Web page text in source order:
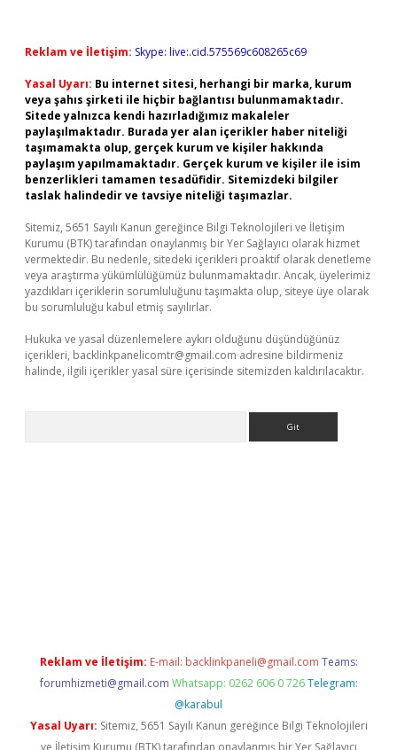
Reklam ve İletişim: Skype: live:.cid.575569c608265c69
Yasal Uyarı: Bu internet sitesi, herhangi bir marka, kurum
veya şahıs şirketi ile hiçbir bağlantısı bulunmamaktadır.
Sitede yalnızca kendi hazırladığımız makaleler
paylaşılmaktadır. Burada yer alan içerikler haber niteliği
taşımamakta olup, gerçek kurum ve kişiler hakkında
paylaşım yapılmamaktadır. Gerçek kurum ve kişiler ile isim
benzerlikleri tamamen tesadüfidir. Sitemizdeki bilgiler
taslak halindedir ve tavsiye niteliği taşımazlar.
Sitemiz, 5651 Sayılı Kanun gereğince Bilgi Teknolojileri ve İletişim
Kurumu (BTK) tarafından onaylanmış bir Yer Sağlayıcı olarak hizmet
vermektedir. Bu nedenle, sitedeki içerikleri proaktif olarak denetleme
veya araştırma yükümlülüğümüz bulunmamaktadır. Ancak, üyelerimiz
yazdıkları içeriklerin sorumluluğunu taşımakta olup, siteye üye olarak
bu sorumluluğu kabul etmiş sayılırlar.
Hukuka ve yasal düzenlemelere aykırı olduğunu düşündüğünüz
içerikleri, backlinkpanelicomtr@gmail.com adresine bildirmeniz
halinde, ilgili içerikler yasal süre içerisinde sitemizden kaldırılacaktır.
Reklam ve İletişim: E-mail: backlinkpaneli@gmail.com Teams:
forumhizmeti@gmail.com Whatsapp: 0262 606 0 726 Telegram:
@karabul
Yasal Uyarı: Sitemiz, 5651 Sayılı Kanun gereğince Bilgi Teknolojileri
ve İletişim Kurumu (BTK) tarafından onaylanmış bir Yer Sağlayıcı